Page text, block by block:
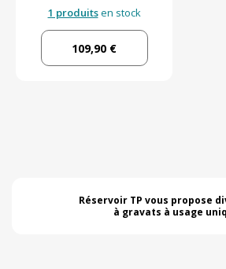
1 produitsen stock
109,90 €
Réservoir TP vous propose
à gravats à usage